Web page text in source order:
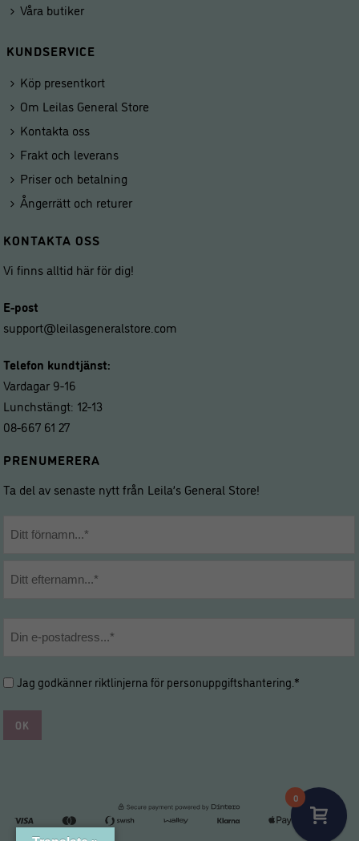
Våra butiker
KUNDSERVICE
Köp presentkort
Om Leilas General Store
Kontakta oss
Frakt och leverans
Priser och betalning
Ångerrätt och returer
KONTAKTA OSS
Vi finns alltid här för dig!
E-post
support@leilasgeneralstore.com
Telefon kundtjänst:
Vardagar 9-16
Lunchstängt: 12-13
08-667 61 27
PRENUMERERA
Ta del av senaste nytt från Leila’s General Store!
Hantering
personuppgifter
*
Jag godkänner riktlinjerna förpersonuppgiftshantering .*
0